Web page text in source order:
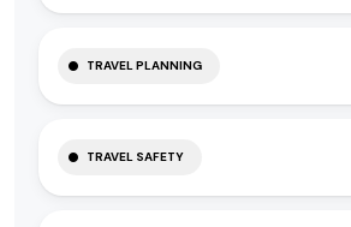
TRAVEL PLANNING
TRAVEL SAFETY